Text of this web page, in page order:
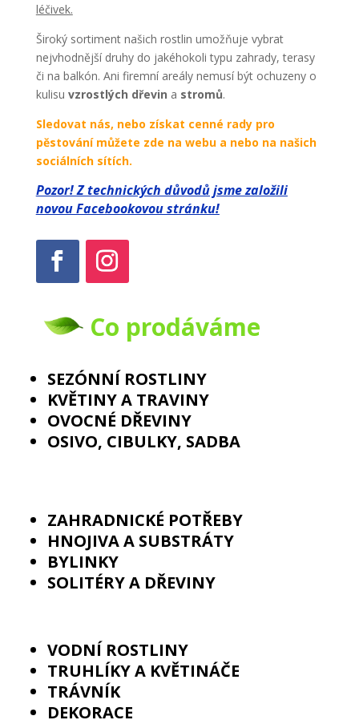
léčivek.
Široký sortiment našich rostlin umožňuje vybrat
nejvhodnější druhy do jakéhokoli typu zahrady, terasy
či na balkón. Ani firemní areály nemusí být ochuzeny o
kulisu vzrostlých dřevin a stromů.
Sledovat nás, nebo získat cenné rady pro
pěstování můžete zde na webu a nebo na našich
sociálních sítích.
Pozor! Z technických důvodů jsme založili
novou Facebookovou stránku!
Co prodáváme
SEZÓNNÍ ROSTLINY
KVĚTINY A TRAVINY
OVOCNÉ DŘEVINY
OSIVO, CIBULKY, SADBA
ZAHRADNICKÉ POTŘEBY
HNOJIVA A SUBSTRÁTY
BYLINKY
SOLITÉRY A DŘEVINY
VODNÍ ROSTLINY
TRUHLÍKY A KVĚTINÁČE
TRÁVNÍK
DEKORACE